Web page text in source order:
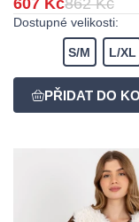
Dostupné velikosti:
S/M L/XL